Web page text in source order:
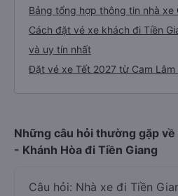
Bảng tổng hợp thông tin nhà xe
Cách đặt vé xe khách đi Tiền
và uy tín nhất
Đặt vé xe Tết 2027 từ Cam Lâm
Những câu hỏi thường gặp
- Khánh Hòa đi Tiền Giang
Câu hỏi: Nhà xe đi Tiền